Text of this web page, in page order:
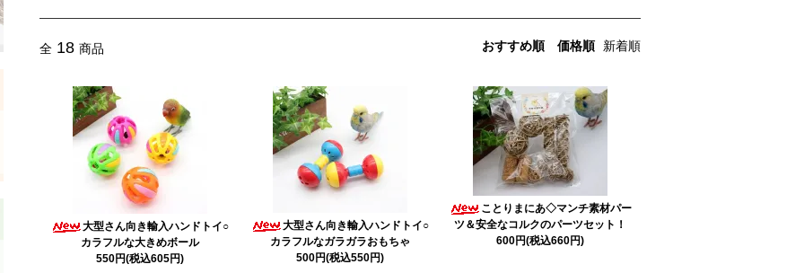
全 18 商品 おすすめ順 価格順 新着順
大型さん向き輸入ハンドトイ○
カラフルな大きめボール
550円(税込605円)
大型さん向き輸入ハンドトイ○
カラフルなガラガラおもちゃ
500円(税込550円)
ことりまにあ◇マンチ素材パー
ツ＆安全なコルクのパーツセット！
600円(税込660円)